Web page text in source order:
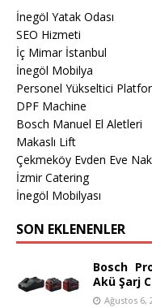
İnegöl Yatak Odası
SEO Hizmeti
İç Mimar İstanbul
İnegöl Mobilya
Personel Yükseltici
DPF Machine
Bosch Manuel El Aletleri
Makaslı Lift
Çekmeköy Evden Eve
İzmir Catering
İnegöl Mobilyası
SON EKLENENLER
Bosch
Akü Şarj
Ağustos 6,